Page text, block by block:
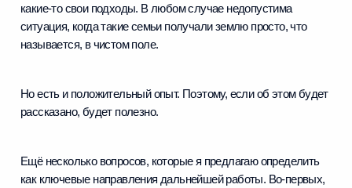
какие‑то свои подходы. В любом случае недопустима
ситуация, когда такие семьи получали землю просто, что
называется, в чистом поле.
Но есть и положительный опыт. Поэтому, если об этом будет
рассказано, будет полезно.
Ещё несколько вопросов, которые я предлагаю определить
как ключевые направления дальнейшей работы. Во‑первых,